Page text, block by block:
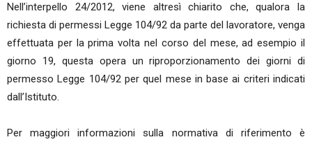
Nell’interpello 24/2012, viene altresì chiarito che, qualora la
richiesta di permessi Legge 104/92 da parte del lavoratore, venga
effettuata per la prima volta nel corso del mese, ad esempio il
giorno 19, questa opera un riproporzionamento dei giorni di
permesso Legge 104/92 per quel mese in base ai criteri indicati
dall’Istituto.
Per maggiori informazioni sulla normativa di riferimento è